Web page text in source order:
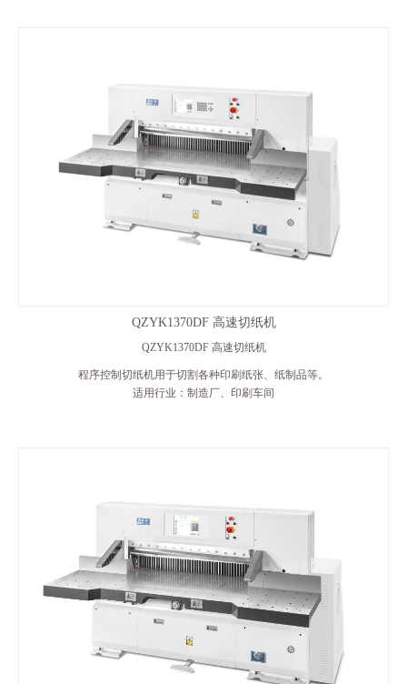
QZYK1370DF 高速切纸机
QZYK1370DF 高速切纸机
程序控制切纸机用于切割各种印刷纸张、纸制品等。
适用行业：制造厂、印刷车间